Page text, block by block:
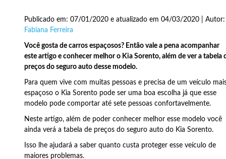
Publicado em: 07/01/2020 e atualizado em 04/03/2020 | Autor:
Fabiana Ferreira
Você gosta de carros espaçosos? Então vale a pena acompanhar
este artigo e conhecer melhor o Kia Sorento, além de ver a tabela
preços do seguro auto desse modelo.
Para quem vive com muitas pessoas e precisa de um veículo
espaçoso o Kia Sorento pode ser uma boa escolha já que esse
modelo pode comportar até sete pessoas confortavelmente.
Neste artigo, além de poder conhecer melhor esse modelo você
ainda verá a tabela de preços do seguro auto do Kia Sorento.
Isso lhe ajudará a saber quanto custa proteger esse veículo de
maiores problemas.